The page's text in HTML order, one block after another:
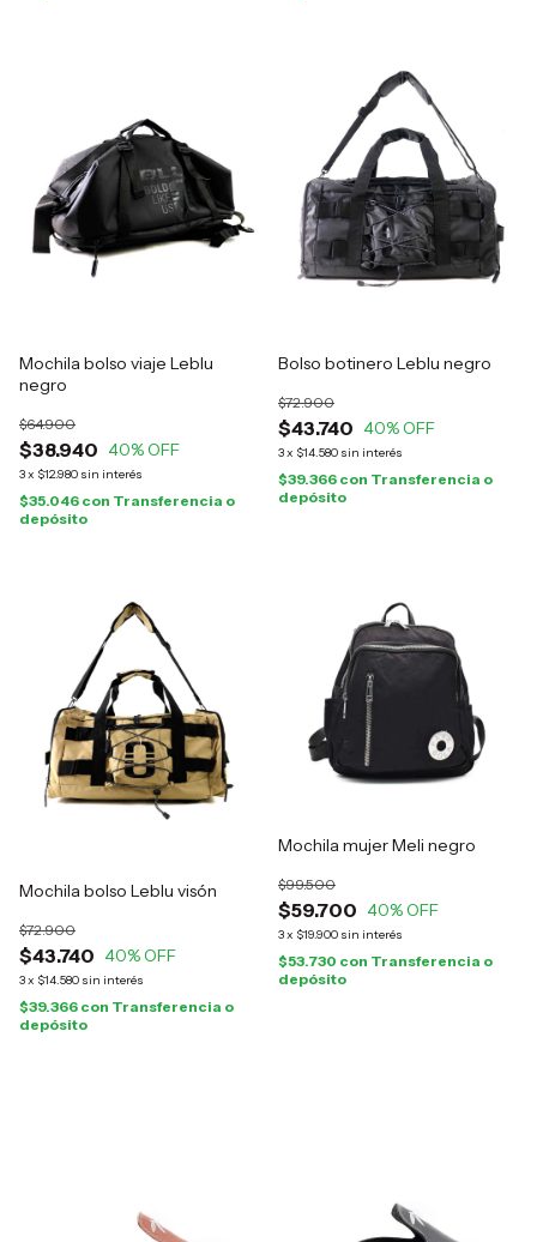
Mochila bolso viaje Leblu
negro
$38.940
$64.900
40% OFF
3x $12.980 sin interés
$35.046 con Transferencia o
depósito
Bolso botinero Leblu negro
$43.740
$72.900
40% OFF
3x $14.580 sin interés
$39.366 con Transferencia o
depósito
Mochila bolso Leblu visón
$43.740
$72.900
40% OFF
3x $14.580 sin interés
$39.366 con Transferencia o
depósito
Mochila mujer Meli negro
$59.700
$99.500
40% OFF
3x $19.900 sin interés
$53.730 con Transferencia o
depósito